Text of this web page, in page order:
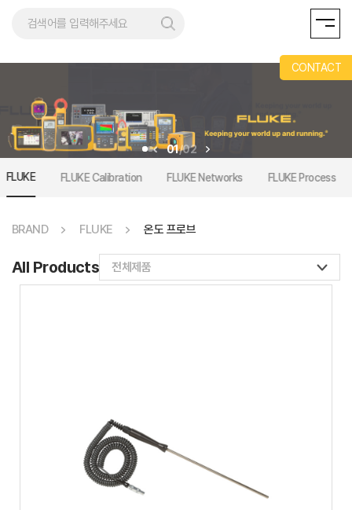
01/02
FLUKE FLUKE Calibration FLUKE Networks FLUKE Process
BRAND FLUKE 온도 프로브
All Products 전체제품
CONTACT